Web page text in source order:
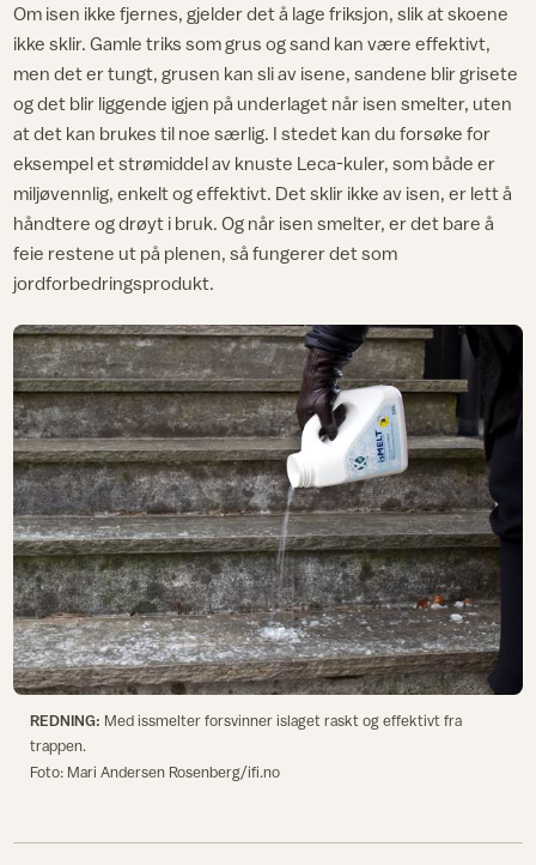
Om isen ikke fjernes, gjelder det å lage friksjon, slik at skoene
ikke sklir. Gamle triks som grus og sand kan være effektivt,
men det er tungt, grusen kan sli av isene, sandene blir grisete
og det blir liggende igjen på underlaget når isen smelter, uten
at det kan brukes til noe særlig. I stedet kan du forsøke for
eksempel et strømiddel av knuste Leca-kuler, som både er
miljøvennlig, enkelt og effektivt. Det sklir ikke av isen, er lett å
håndtere og drøyt i bruk. Og når isen smelter, er det bare å
feie restene ut på plenen, så fungerer det som
jordforbedringsprodukt.
REDNING: Med issmelter forsvinner islaget raskt og effektivt fra
trappen.
Foto: Mari Andersen Rosenberg/ifi.no